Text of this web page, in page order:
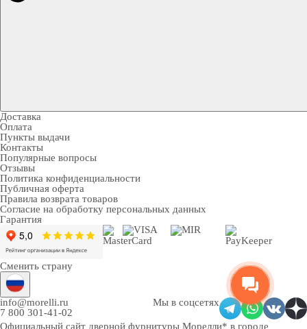
Доставка
Оплата
Пункты выдачи
Контакты
Популярные вопросы
Отзывы
Политика конфиденциальности
Публичная оферта
Правила возврата товаров
Согласие на обработку персональных данных
Гарантия
Сменить страну
info@morelli.ru
7 800 301-41-02
Мы в соцсетях
Официальный сайт дверной фурнитуры Морелли* в городе